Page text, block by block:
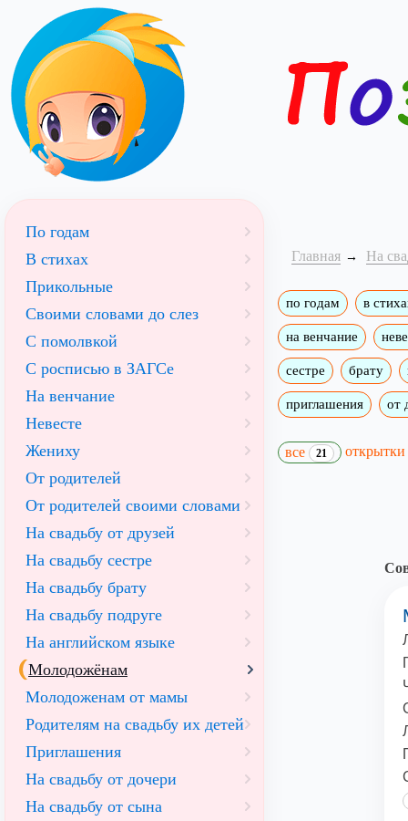
Главная На
по годам в
на венчание
сестре брату
приглашения от
все 21 открытки
По годам
В стихах
Прикольные
Своими словами до слез
С помолвкой
С росписью в ЗАГСе
На венчание
Невесте
Жениху
От родителей
От родителей своими словами
На свадьбу от друзей
На свадьбу сестре
На свадьбу брату
На свадьбу подруге
На английском языке
Молодожёнам
Молодоженам от мамы
Родителям на свадьбу их детей
Приглашения
На свадьбу от дочери
На свадьбу от сына